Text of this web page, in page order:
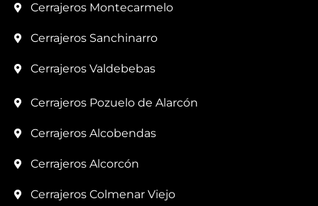
Cerrajeros Montecarmelo
Cerrajeros Sanchinarro
Cerrajeros Valdebebas
Cerrajeros Pozuelo de Alarcón
Cerrajeros Alcobendas
Cerrajeros Alcorcón
Cerrajeros Colmenar Viejo